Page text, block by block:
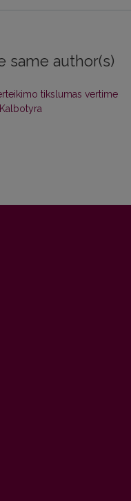
same author(s)
tikslumas vertime